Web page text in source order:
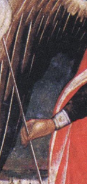
в
Главная